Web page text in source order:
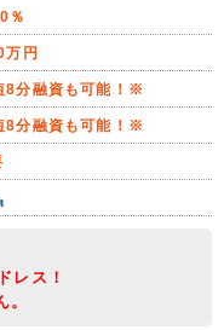
％
万円
8分融資も可能！※
8分融資も可能！※
レス！
。